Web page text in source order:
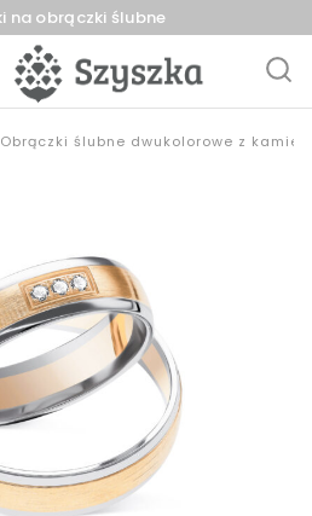
na obrączki ślubne
Obrączki ślubne dwukolorowe z